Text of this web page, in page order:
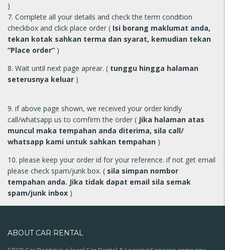
)
7. Complete all your details and check the term condition
checkbox and click place order ( Isi borang maklumat anda,
tekan kotak sahkan terma dan syarat, kemudian tekan
“Place order” )
8. Wait until next page aprear. ( tunggu hingga halaman
seterusnya keluar )
9. if above page shown, we received your order kindly
call/whatsapp us to comfirm the order ( Jika halaman atas
muncul maka tempahan anda diterima, sila call/
whatsapp kami untuk sahkan tempahan )
10. please keep your order id for your reference. if not get email
please check spam/junk box. ( sila simpan nombor
tempahan anda. Jika tidak dapat email sila semak
spam/junk inbox )
ABOUT CAR RENTAL